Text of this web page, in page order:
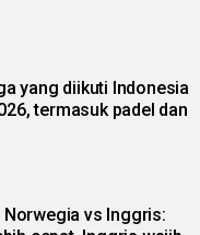
yang diikuti Indonesia
termasuk padel dan
vs Inggris: